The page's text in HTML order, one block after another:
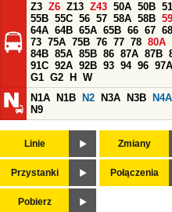
Z3 Z6 Z13 Z43 50A 50B
55B 55C 56 57 58A 58B 59
64A 64B 65A 65B 66 67 68
73 75A 75B 76 77 78 80A
84B 85A 85B 86 87A 87B
91C 92A 92B 93 94 96 97A
G1 G2 H
W
N1A
N1B N2 N3A N3B N4A
N9
Linie Zmiany
Przystanki Połączenia
Pobierz